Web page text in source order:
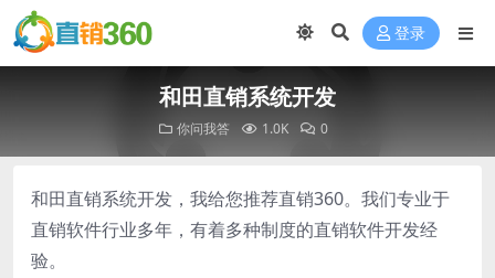
登录
和田直销系统开发
你问我答 1.0K 0
和田直销系统开发，我给您推荐直销360。我们专业于
直销软件行业多年，有着多种制度的直销软件开发经
验。